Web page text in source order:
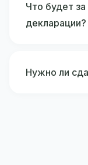
Что будет
декларации?
Нужно ли